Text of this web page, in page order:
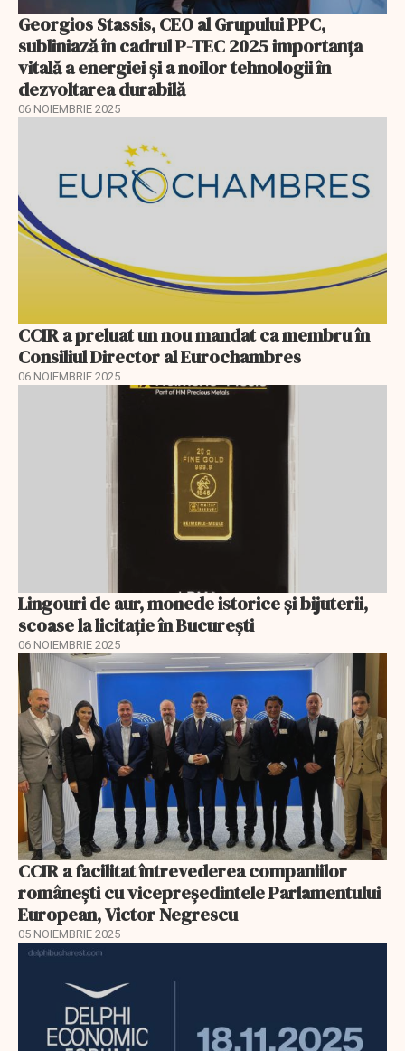
Georgios Stassis, CEO al Grupului PPC,
subliniază în cadrul P-TEC 2025 importanța
vitală a energiei și a noilor tehnologii în
dezvoltarea durabilă
06 NOIEMBRIE 2025
CCIR a preluat un nou mandat ca membru în
Consiliul Director al Eurochambres
06 NOIEMBRIE 2025
Lingouri de aur, monede istorice și bijuterii,
scoase la licitaţie în Bucureşti
06 NOIEMBRIE 2025
CCIR a facilitat întrevederea companiilor
românești cu vicepreședintele Parlamentului
European, Victor Negrescu
05 NOIEMBRIE 2025